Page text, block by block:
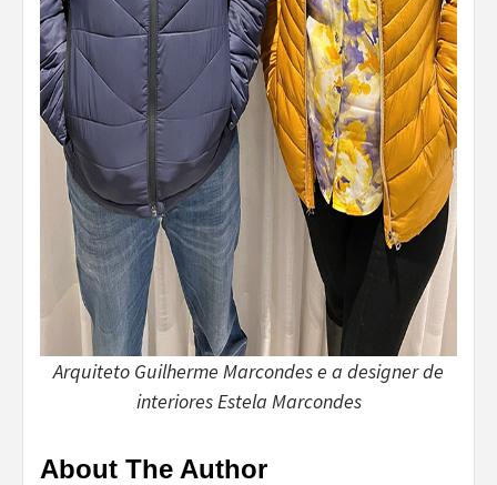
Arquiteto Guilherme Marcondes e a designer de
interiores Estela Marcondes
About The Author